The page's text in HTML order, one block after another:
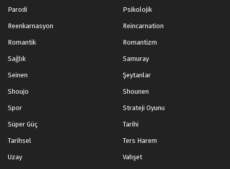
Parodi Psikolojik
Reenkarnasyon Reincarnation
Romantik Romantizm
Sağlık Samuray
Seinen Şeytanlar
Shoujo Shounen
Spor Strateji Oyunu
Süper Güç Tarihi
Tarihsel Ters Harem
Uzay Vahşet